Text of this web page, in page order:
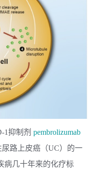
1抑制剂 pembrolizumab
路上皮癌（UC）的一
病几十年来的化疗标